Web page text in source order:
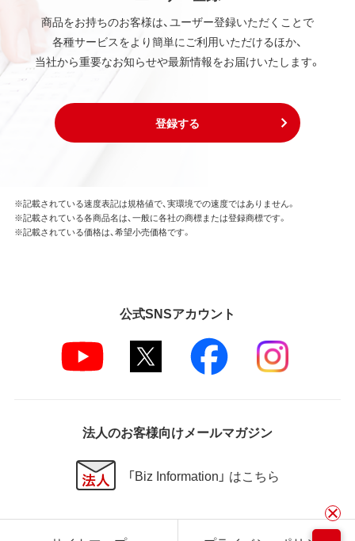
商品をお持ちのお客様は、ユーザー登録いただくことで
各種サービスをより簡単にご利用いただけるほか、
当社から重要なお知らせや最新情報をお届けいたします。
登録する
※記載されている速度表記は規格値で、実環境での速度ではありません。
※記載されている各商品名は、一般に各社の商標または登録商標です。
※記載されている価格は、希望小売価格です。
公式SNSアカウント
法人のお客様向けメールマガジン
「Biz Information」 はこちら